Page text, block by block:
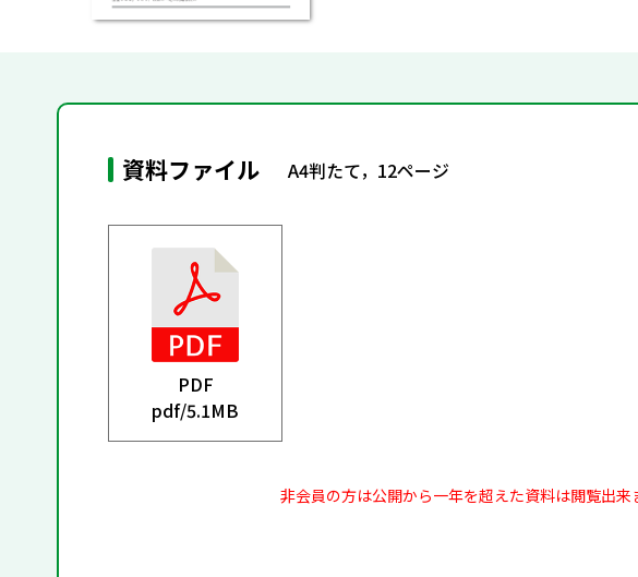
資料ファイル A4判たて，12ページ
PDF
pdf/5.1MB
非会員の方は公開から一年を超えた資料は閲覧出来